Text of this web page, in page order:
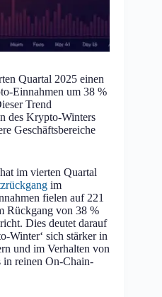
Quartal 2025 einen
Einnahmen um 38 %
Trend
des Krypto-Winters
Geschäftsbereiche
im vierten Quartal
im
fielen auf 221
Rückgang von 38 %
Dies deutet darauf
Winter‘ sich stärker in
und im Verhalten von
in reinen On-Chain-